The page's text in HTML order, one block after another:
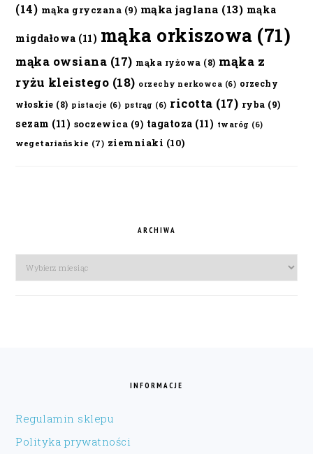
(14) mąka gryczana (9) mąka jaglana (13) mąka
migdałowa (11) mąka orkiszowa (71)
mąka owsiana (17) mąka ryżowa (8) mąka z
ryżu kleistego (18) orzechy nerkowca (6) orzechy
włoskie (8) pistacje (6) pstrąg (6) ricotta (17) ryba (9)
sezam (11) soczewica (9) tagatoza (11) twaróg (6)
wegetariańskie (7) ziemniaki (10)
ARCHIWA
Archiwa
INFORMACJE
Regulamin sklepu
Polityka prywatności